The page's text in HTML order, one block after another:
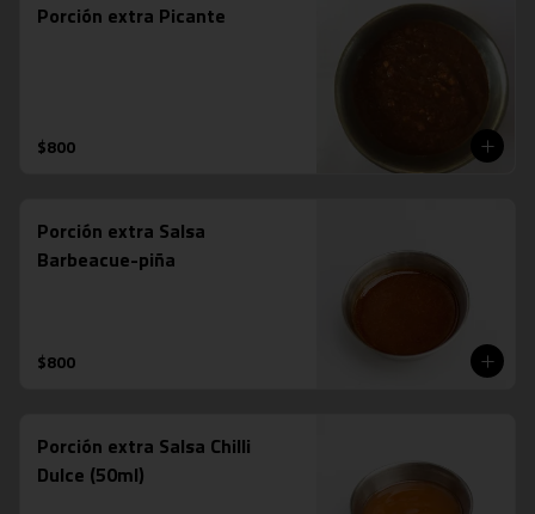
Porción extra Picante
$800
Porción extra Salsa
Barbeacue-piña
$800
Porción extra Salsa Chilli
Dulce (50ml)